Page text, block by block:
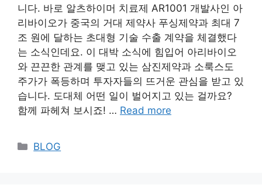
니다. 바로 알츠하이머 치료제 AR1001 개발사인 아
리바이오가 중국의 거대 제약사 푸싱제약과 최대 7
조 원에 달하는 초대형 기술 수출 계약을 체결했다
는 소식인데요. 이 대박 소식에 힘입어 아리바이오
와 끈끈한 관계를 맺고 있는 삼진제약과 소룩스도
주가가 폭등하며 투자자들의 뜨거운 관심을 받고 있
습니다. 도대체 어떤 일이 벌어지고 있는 걸까요?
함께 파헤쳐 보시죠! … Read more
Categories
BLOG